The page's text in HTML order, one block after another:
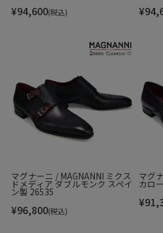
グラデーションが美しいカラーリン
しており、木目調の染め感がシル
¥94,600(税込) ¥
マグナーニ / MAGNANNI ミクス
ドメディア ダブルモンク スペイ
ン製 26535
¥96,800(税込)
マグ
カロ
¥